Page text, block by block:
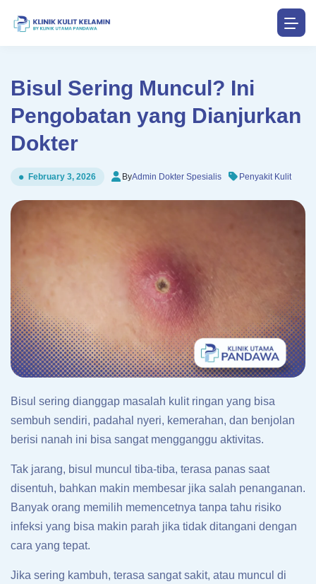
Bisul Sering Muncul? Ini
Pengobatan yang Dianjurkan
Dokter
February 3, 2026 ByAdmin Dokter Spesialis Penyakit Kulit
Bisul sering dianggap masalah kulit ringan yang bisa
sembuh sendiri, padahal nyeri, kemerahan, dan benjolan
berisi nanah ini bisa sangat mengganggu aktivitas.
Tak jarang, bisul muncul tiba-tiba, terasa panas saat
disentuh, bahkan makin membesar jika salah penanganan.
Banyak orang memilih memencetnya tanpa tahu risiko
infeksi yang bisa makin parah jika tidak ditangani dengan
cara yang tepat.
Jika sering kambuh, terasa sangat sakit, atau muncul di